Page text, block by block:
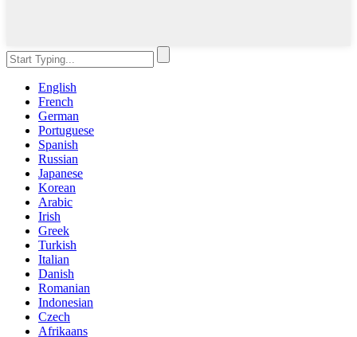
English
French
German
Portuguese
Spanish
Russian
Japanese
Korean
Arabic
Irish
Greek
Turkish
Italian
Danish
Romanian
Indonesian
Czech
Afrikaans